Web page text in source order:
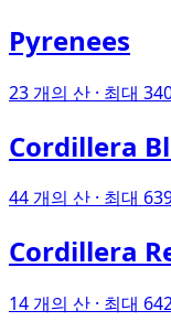
Pyrenees
23 개의 산 · 최대
Cordillera
44 개의 산 · 최대
Cordillera
14 개의 산 · 최대